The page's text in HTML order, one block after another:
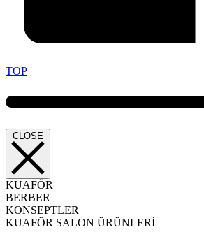
TOP
CLOSE
KUAFÖR
BERBER
KONSEPTLER
KUAFÖR SALON ÜRÜNLERİ